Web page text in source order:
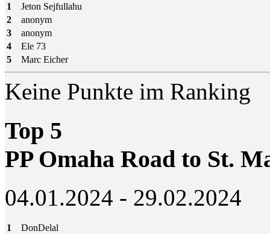
1
Jeton Sejfullahu
2
anonym
3
anonym
4
Ele 73
5
Marc Eicher
Keine Punkte im Ranking
Top 5
PP Omaha Road to St.
04.01.2024 - 29.02.2024
1
DonDelal